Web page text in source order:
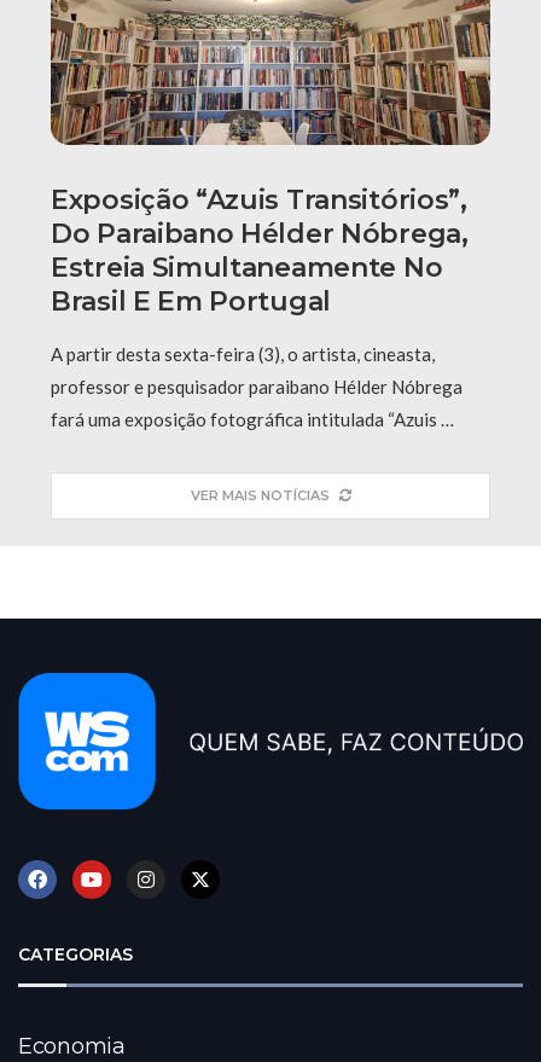
Exposição “Azuis Transitórios”,
Do Paraibano Hélder Nóbrega,
Estreia Simultaneamente No
Brasil E Em Portugal
A partir desta sexta-feira (3), o artista, cineasta,
professor e pesquisador paraibano Hélder Nóbrega
fará uma exposição fotográfica intitulada “Azuis …
VER MAIS NOTÍCIAS
CATEGORIAS
Economia